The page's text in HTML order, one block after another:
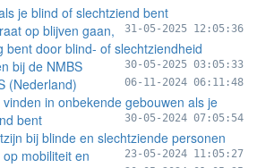
je blind of slechtziend bent
31-05-2025 12:05:36
op blijven gaan,
bent door blind- of slechtziendheid
30-05-2025 03:05:33
bij de NMBS
(Nederland)
06-11-2024 06:11:48
in onbekende gebouwen als je
bent
30-05-2024 07:05:54
bij blinde en slechtziende personen
23-05-2024 11:05:27
mobiliteit en